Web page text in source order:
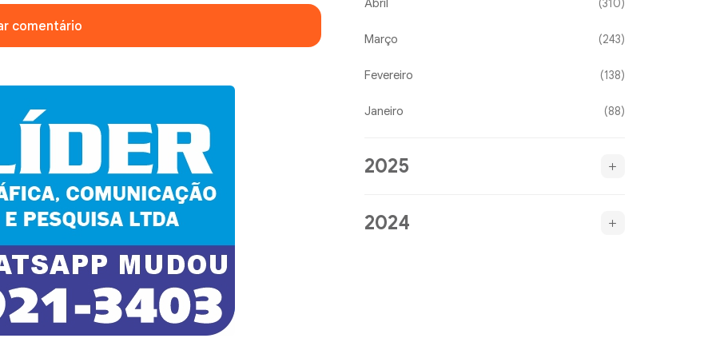
comentário
Abril (310)
Março (243)
Fevereiro (138)
Janeiro (88)
2025
2024